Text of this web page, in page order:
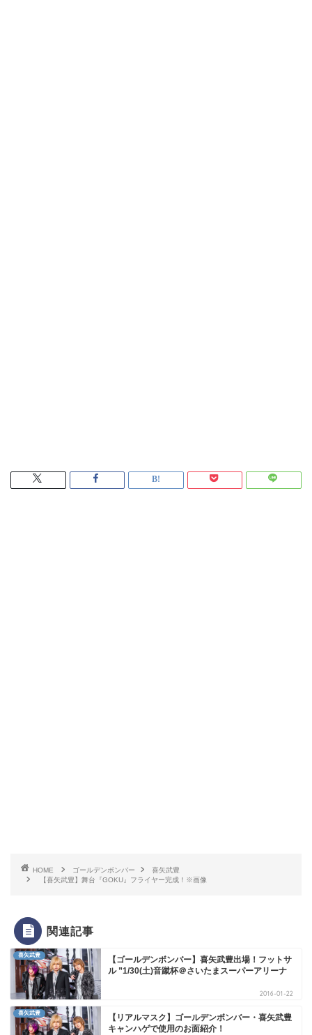
HOME ゴールデンボンバー
喜矢武豊
【喜矢武豊】舞台『GOKU』フライヤー完成！※画像
関連記事
喜矢武豊
【ゴールデンボンバー】喜矢武豊出場！フットサ
ル ”1/30(土)音蹴杯＠さいたまスーパーアリーナ
2016-01-22
喜矢武豊
【リアルマスク】ゴールデンボンバー・喜矢武豊
キャンハゲで使用のお面紹介！